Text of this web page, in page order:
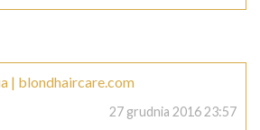
| blondhaircare.com
27 grudnia 2016 23:57